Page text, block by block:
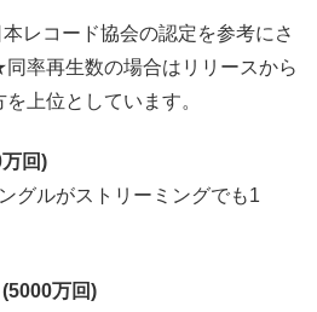
レコード協会の認定を参考にさ
率再生数の場合はリリースから
上位としています。
回)
グルがストリーミングでも1
万回)